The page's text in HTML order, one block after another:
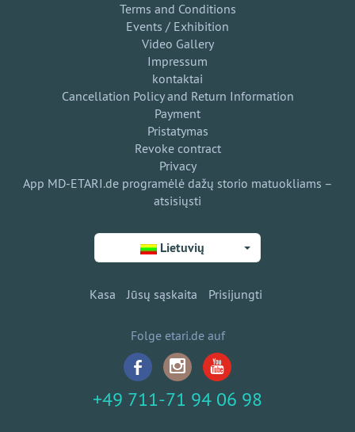
Terms and Conditions
Events / Exhibition
Video Gallery
Impressum
kontaktai
Cancellation Policy and Return Information
Payment
Pristatymas
Revoke contract
Privacy
App MD-ETARI.de programėlė dažų storio matuokliams –
atsisiųsti
Lietuvių
Kasa Jūsų sąskaita Prisijungti
Folge etari.de auf
+49 711-71 94 06 98